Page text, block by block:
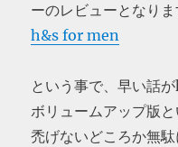
ーのレビューとなりま
h&s for men
という事で、早い話
ボリュームアップ版
禿げないどころか無駄